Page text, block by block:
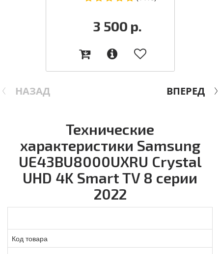
НАЗАД
3 500 р.
ВПЕРЕД
Технические
характеристики Samsung
UE43BU8000UXRU Crystal
UHD 4K Smart TV 8 серии
2022
Код товара